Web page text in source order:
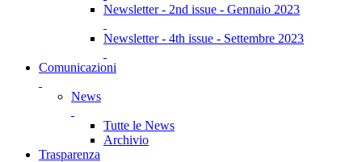
Newsletter - 2nd issue - Gennaio 2023
Newsletter - 4th issue - Settembre 2023
Comunicazioni
News
Tutte le News
Archivio
Trasparenza